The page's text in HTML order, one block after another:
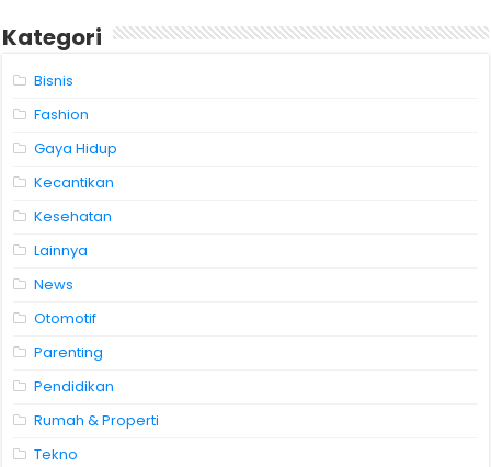
Kategori
Bisnis
Fashion
Gaya Hidup
Kecantikan
Kesehatan
Lainnya
News
Otomotif
Parenting
Pendidikan
Rumah & Properti
Tekno